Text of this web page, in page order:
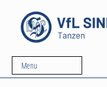
Menu